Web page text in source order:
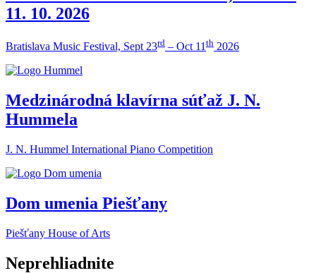
11. 10. 2026
Bratislava Music Festival, Sept 23rd – Oct 11 th 2026
Medzinárodná klavírna súťaž J. N.
Hummela
J. N. Hummel International Piano Competition
Dom umenia Piešťany
Piešťany House of Arts
Neprehliadnite